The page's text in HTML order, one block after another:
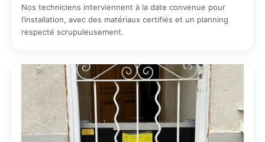
Nos techniciens interviennent à la date convenue pour
l’installation, avec des matériaux certifiés et un planning
respecté scrupuleusement.